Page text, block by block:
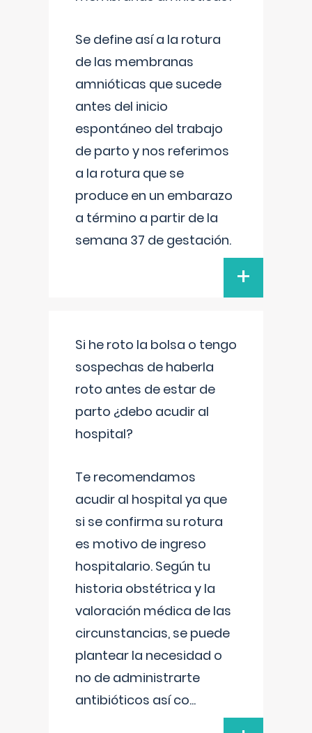
Se define así a la rotura
de las membranas
amnióticas que sucede
antes del inicio
espontáneo del trabajo
de parto y nos referimos
a la rotura que se
produce en un embarazo
a término a partir de la
semana 37 de gestación.
+
Si he roto la bolsa o tengo
sospechas de haberla
roto antes de estar de
parto ¿debo acudir al
hospital?
Te recomendamos
acudir al hospital ya que
si se confirma su rotura
es motivo de ingreso
hospitalario. Según tu
historia obstétrica y la
valoración médica de las
circunstancias, se puede
plantear la necesidad o
no de administrarte
antibióticos así co...